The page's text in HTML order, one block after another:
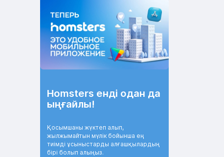
Homsters енді одан да
ыңғайлы!
Қосымшаны жүктеп алып,
жылжымайтын мүлік бойынша ең
тиімді ұсыныстарды алғашқылардың
бірі болып алыңыз.